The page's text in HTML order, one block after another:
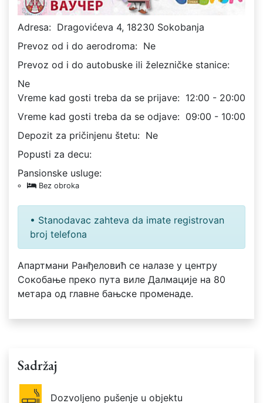
Adresa: Dragovićeva 4, 18230 Sokobanja
Prevoz od i do aerodroma: Ne
Prevoz od i do autobuske ili železničke stanice:
Ne
Vreme kad gosti treba da se prijave: 12:00 - 20:00
Vreme kad gosti treba da se odjave: 09:00 - 10:00
Depozit za pričinjenu štetu: Ne
Popusti za decu:
Pansionske usluge:
Bez obroka
• Stanodavac zahteva da imate registrovan
broj telefona
Апартмани Ранђеловић се налазе у центру
Сокобање преко пута виле Далмације на 80
метара од главне бањске променаде.
Sadržaj
Dozvoljeno pušenje u objektu